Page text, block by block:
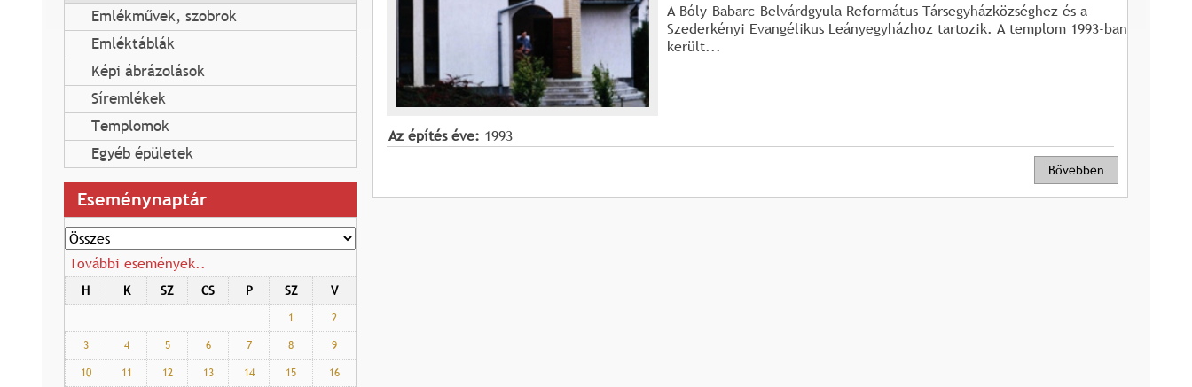
Emlékművek, szobrok
Emléktáblák
Képi ábrázolások
Síremlékek
Templomok
Egyéb épületek
Eseménynaptár
További események..
H K SZ CS P SZ
V
1
2
3
4 5 6 7 8
9
10
11 12 13 14 15 16
A Bóly-Babarc-Belvárdgyula Református Társegyházközséghez és a
Szederkényi Evangélikus Leányegyházhoz tartozik. A templom 1993-ban
került...
Az építés éve: 1993
Bővebben